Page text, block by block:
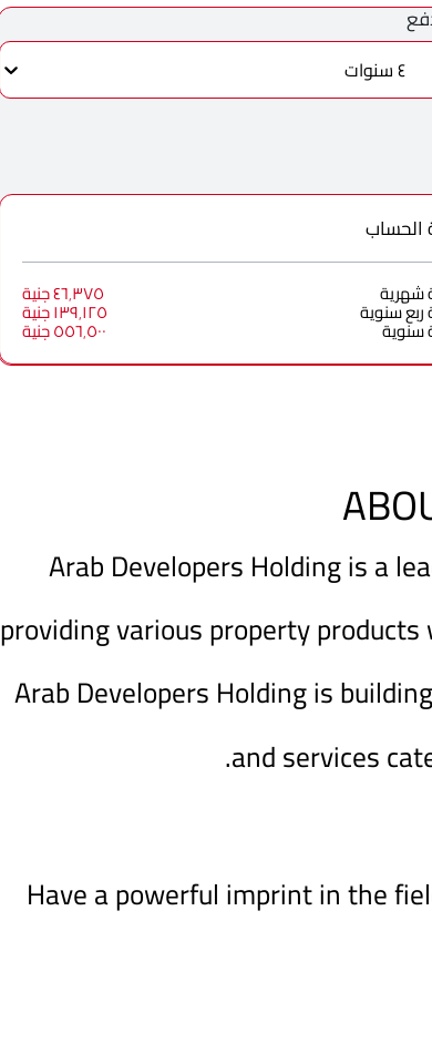
٤ سنوات
الحساب
شهرية ٤٦٬٣٧٥ جنية
سنوية ١٣٩٬١٢٥ جنية
٥٥٦٬٥٠٠ جنية
Arab Developers Holding is a
providing various property
Arab Developers Holding is
and services
Have a powerful imprint in the